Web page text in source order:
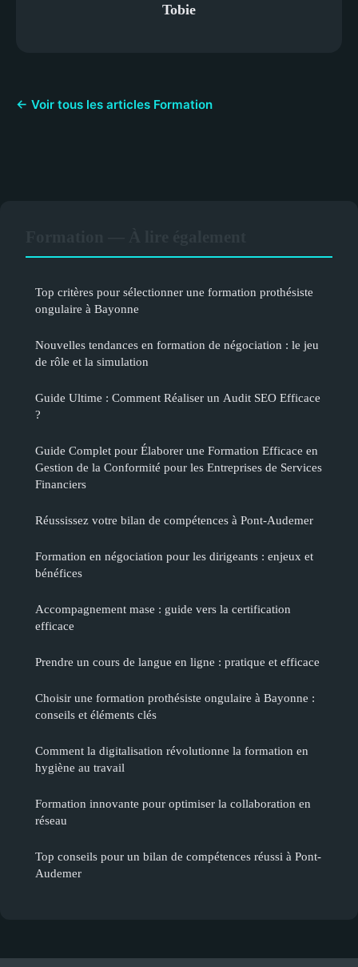
Tobie
← Voir tous les articles Formation
Top critères pour sélectionner une formation prothésiste
ongulaire à Bayonne
Nouvelles tendances en formation de négociation : le jeu
de rôle et la simulation
Guide Ultime : Comment Réaliser un Audit SEO Efficace
?
Guide Complet pour Élaborer une Formation Efficace en
Gestion de la Conformité pour les Entreprises de Services
Financiers
Réussissez votre bilan de compétences à Pont-Audemer
Formation en négociation pour les dirigeants : enjeux et
bénéfices
Accompagnement mase : guide vers la certification
efficace
Prendre un cours de langue en ligne : pratique et efficace
Choisir une formation prothésiste ongulaire à Bayonne :
conseils et éléments clés
Comment la digitalisation révolutionne la formation en
hygiène au travail
Formation innovante pour optimiser la collaboration en
réseau
Top conseils pour un bilan de compétences réussi à Pont-
Audemer